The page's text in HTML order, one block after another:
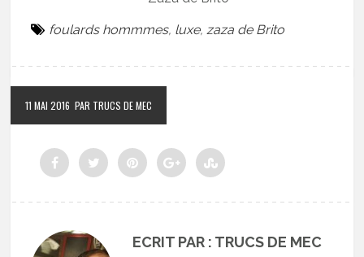
foulards hommmes, luxe,zaza de Brito
11 MAI 2016 PAR TRUCS DE MEC
ECRIT PAR : TRUCS DE MEC